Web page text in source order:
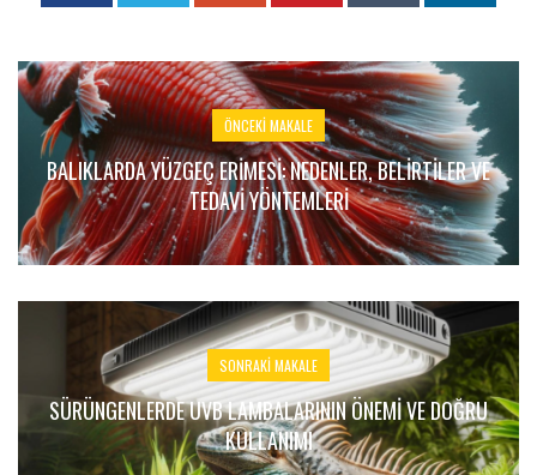
ÖNCEKI MAKALE
BALIKLARDA YÜZGEÇ ERIMESI: NEDENLER, BELIRTILER VE
TEDAVI YÖNTEMLERI
SONRAKI MAKALE
SÜRÜNGENLERDE UVB LAMBALARININ ÖNEMI VE DOĞRU
KULLANIMI